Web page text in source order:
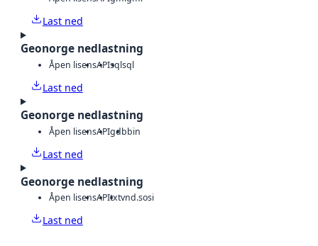
Last ned
Geonorge nedlastning
Åpen lisensAPIsqlsql
Last ned
Geonorge nedlastning
Åpen lisensAPIgdbbin
Last ned
Geonorge nedlastning
Åpen lisensAPItxtvnd.sosi
Last ned